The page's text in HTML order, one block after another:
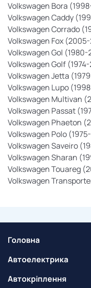
Volkswagen Bora
Volkswagen Caddy
Volkswagen Corrado
Volkswagen Fox (2005-
Volkswagen Gol (1980-
Volkswagen Golf
Volkswagen Jetta
Volkswagen Lupo
Volkswagen Multivan
Volkswagen Passat
Volkswagen Phaeton
Volkswagen Polo
Volkswagen Saveiro
Volkswagen Sharan
Volkswagen Touareg
Volkswagen
Головна
Автоелектрика
Автокріплення